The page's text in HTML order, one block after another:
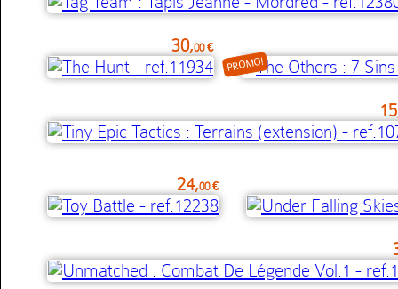
30,00 €
PROMO!
24,00 €